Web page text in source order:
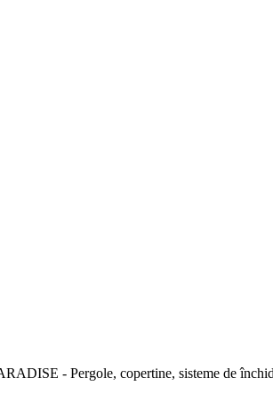
- Pergole, copertine, sisteme de